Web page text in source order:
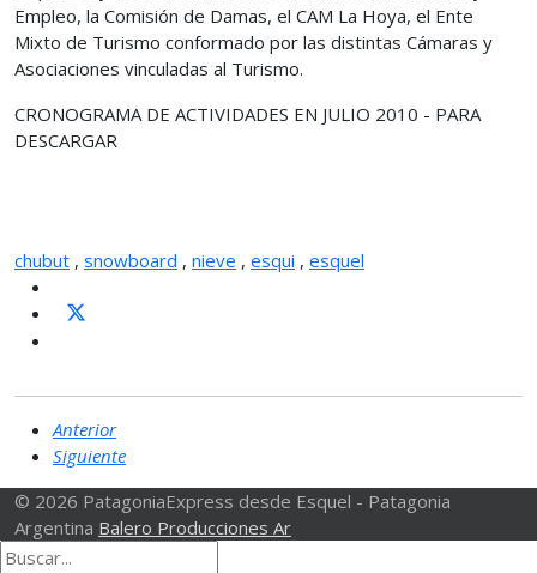
Empleo, la Comisión de Damas, el CAM La Hoya, el Ente
Mixto de Turismo conformado por las distintas Cámaras y
Asociaciones vinculadas al Turismo.
CRONOGRAMA DE ACTIVIDADES EN JULIO 2010 - PARA
DESCARGAR
chubut , snowboard , nieve , esqui , esquel
Anterior
Siguiente
© 2026 PatagoniaExpress desde Esquel - Patagonia
Argentina Balero Producciones Ar